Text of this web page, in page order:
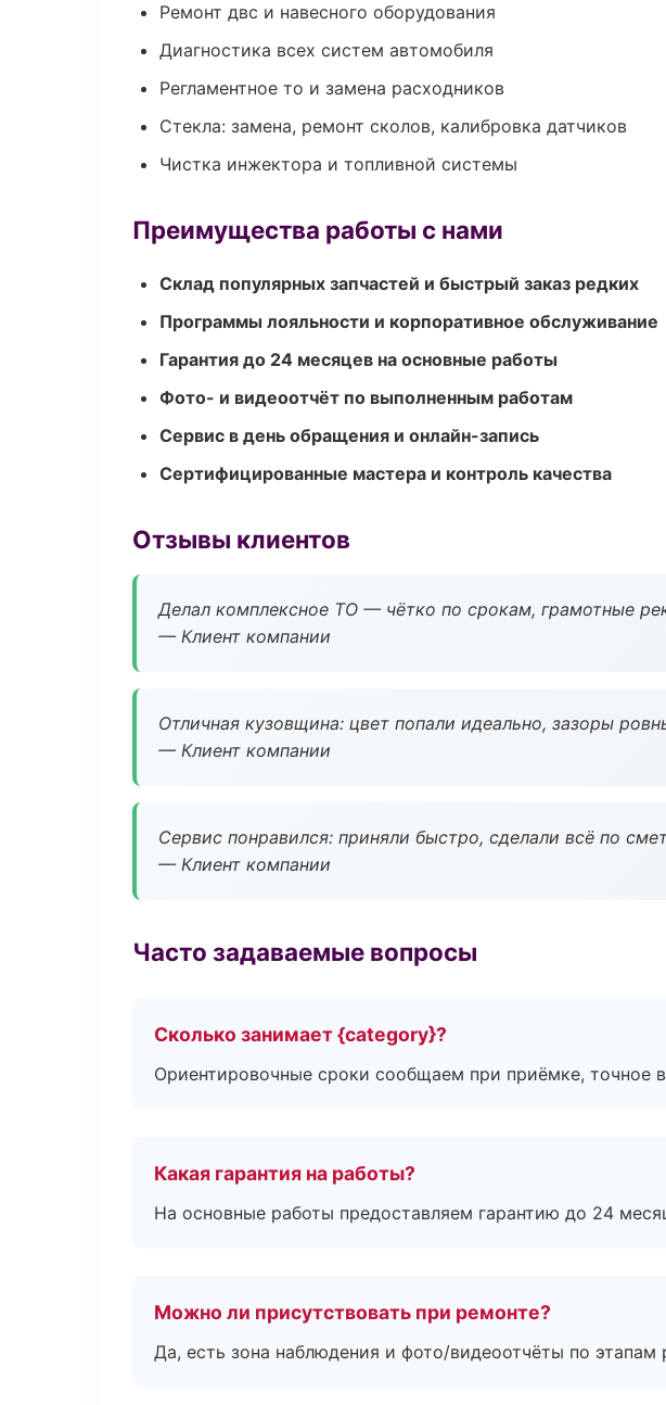
Ремонт двс и навесного оборудования
Диагностика всех систем автомобиля
Регламентное то и замена расходников
Стекла: замена, ремонт сколов, калибровка датчиков
Чистка инжектора и топливной системы
Преимущества работы с нами
Склад популярных запчастей и быстрый заказ редких
Программы лояльности и корпоративное обслуживание
Гарантия до 24 месяцев на основные работы
Фото- и видеоотчёт по выполненным работам
Сервис в день обращения и онлайн-запись
Сертифицированные мастера и контроль качества
Отзывы клиентов
Делал комплексное ТО — чётко по срокам, грамотные
— Клиент компании
Отличная кузовщина: цвет попали идеально, зазоры
— Клиент компании
Сервис понравился: приняли быстро, сделали всё по
— Клиент компании
Часто задаваемые вопросы
Сколько занимает {category}?
Ориентировочные сроки сообщаем при приёмке, точное
Какая гарантия на работы?
На основные работы предоставляем гарантию до 24
Можно ли присутствовать при ремонте?
Да, есть зона наблюдения и фото/видеоотчёты по этапам